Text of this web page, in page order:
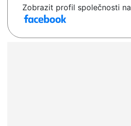
Zobrazit profil společnosti na